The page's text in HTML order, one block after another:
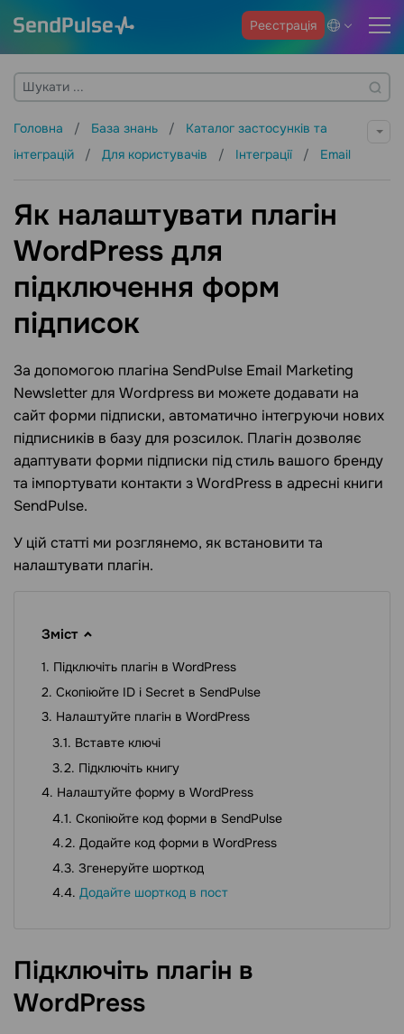
Реєстрація
Головна База знань
Каталог застосунків та
інтеграцій
Для користувачів Інтеграції Email
Як налаштувати плагін
WordPress для
підключення форм
підписок
За допомогою плагіна SendPulse Email Marketing
Newsletter для Wordpress ви можете додавати на
сайт форми підписки, автоматично інтегруючи нових
підписників в базу для розсилок. Плагін дозволяє
адаптувати форми підписки під стиль вашого бренду
та імпортувати контакти з WordPress в адресні книги
SendPulse.
У цій статті ми розглянемо, як встановити та
налаштувати плагін.
Зміст
Підключіть плагін в WordPress
Скопіюйте ID і Secret в SendPulse
Налаштуйте плагін в WordPress
Вставте ключі
Підключіть книгу
Налаштуйте форму в WordPress
Скопіюйте код форми в SendPulse
Додайте код форми в WordPress
Згенеруйте шорткод
Додайте шорткод в пост
Підключіть плагін в
WordPress